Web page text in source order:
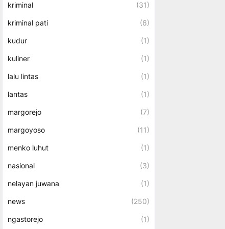
kriminal (31)
kriminal pati (6)
kudur (1)
kuliner (1)
lalu lintas (1)
lantas (1)
margorejo (7)
margoyoso (11)
menko luhut (1)
nasional (3)
nelayan juwana (1)
news (250)
ngastorejo (1)